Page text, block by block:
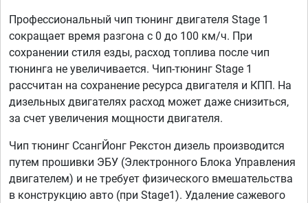
Профессиональный чип тюнинг двигателя Stage 1
сокращает время разгона с 0 до 100 км/ч. При
сохранении стиля езды, расход топлива после чип
тюнинга не увеличивается. Чип-тюнинг Stage 1
рассчитан на сохранение ресурса двигателя и КПП. На
дизельных двигателях расход может даже снизиться,
за счет увеличения мощности двигателя.
Чип тюнинг СсангЙонг Рекстон дизель производится
путем прошивки ЭБУ (Электронного Блока Управления
двигателем) и не требует физического вмешательства
в конструкцию авто (при Stage1). Удаление сажевого